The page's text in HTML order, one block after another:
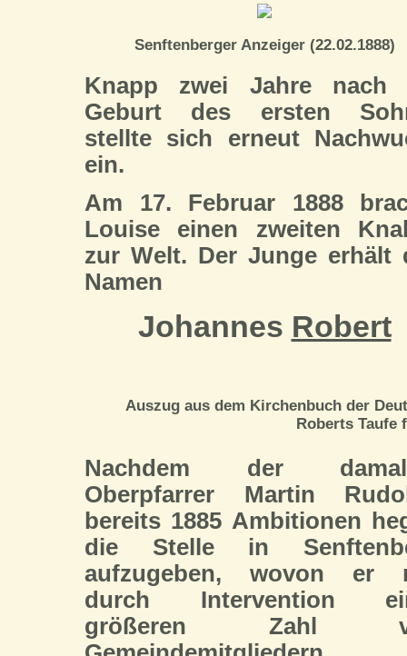
Senftenberger Anzeiger (22.02.1888)
Knapp zwei Jahre nach
Geburt des ersten
stellte sich erneut
ein.
Am 17. Februar 1888
Louise einen zweiten
zur Welt. Der Junge erhält
Namen
Johannes Robert
Auszug aus dem Kirchenbuch der
Roberts Taufe
Nachdem der
Oberpfarrer Martin
bereits 1885 Ambitionen
die Stelle in
aufzugeben, wovon er
durch Intervention
größeren Zahl